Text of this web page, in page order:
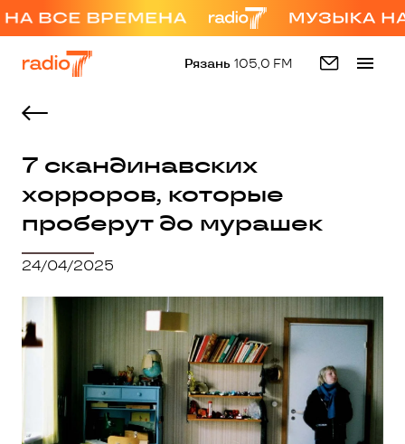
Рязань 105,0 FM
7 скандинавских
хорроров, которые
проберут до мурашек
24/04/2025